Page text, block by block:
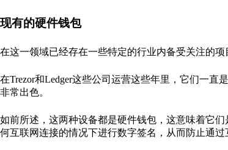
现有的硬件钱包
在这一领域已经存在一些特定的行业内备受关注的项
在Trezor和Ledger这些公司运营这些年里，它们一直
非常出色。
如前所述，这两种设备都是硬件钱包，这意味着它
何互联网连接的情况下进行数字签名，从而防止通过